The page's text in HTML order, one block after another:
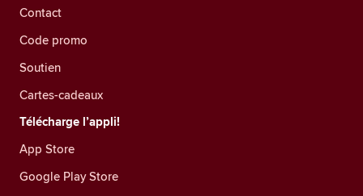
Contact
Code promo
Soutien
Cartes-cadeaux
Télécharge l’appli!
App Store
Google Play Store